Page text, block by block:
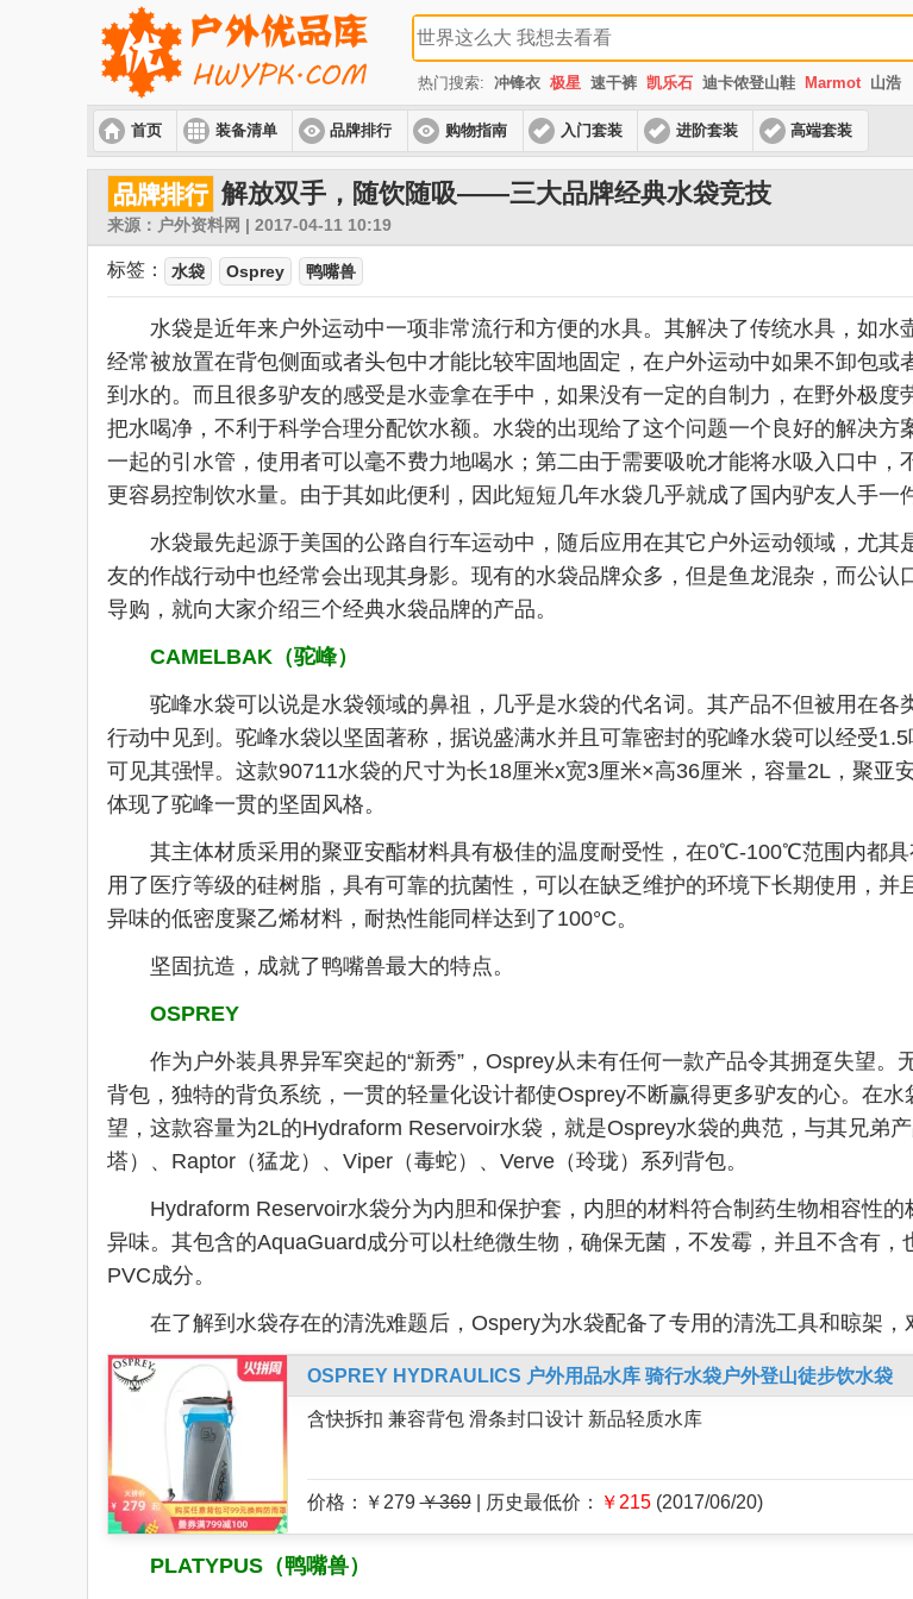
热门搜索: 冲锋衣 极星 速干裤 凯乐石 迪卡侬登山鞋 Marmot 山浩
首页 装备清单 品牌排行 购物指南 入门套装 进阶套装 高端套装
品牌排行 解放双手，随饮随吸——三大品牌经典水袋竞技
来源：户外资料网 | 2017-04-11 10:19
标签： 水袋 Osprey 鸭嘴兽
水袋是近年来户外运动中一项非常流行和方便的水具。其解决了传统水具，如水
经常被放置在背包侧面或者头包中才能比较牢固地固定，在户外运动中如果不卸包或
到水的。而且很多驴友的感受是水壶拿在手中，如果没有一定的自制力，在野外极度
把水喝净，不利于科学合理分配饮水额。水袋的出现给了这个问题一个良好的解决方
一起的引水管，使用者可以毫不费力地喝水；第二由于需要吸吮才能将水吸入口中，
更容易控制饮水量。由于其如此便利，因此短短几年水袋几乎就成了国内驴友人手一
水袋最先起源于美国的公路自行车运动中，随后应用在其它户外运动领域，尤其
友的作战行动中也经常会出现其身影。现有的水袋品牌众多，但是鱼龙混杂，而公认
导购，就向大家介绍三个经典水袋品牌的产品。
CAMELBAK（驼峰）
驼峰水袋可以说是水袋领域的鼻祖，几乎是水袋的代名词。其产品不但被用在各
行动中见到。驼峰水袋以坚固著称，据说盛满水并且可靠密封的驼峰水袋可以经受1.5
可见其强悍。这款90711水袋的尺寸为长18厘米x宽3厘米×高36厘米，容量2L，聚亚
体现了驼峰一贯的坚固风格。
其主体材质采用的聚亚安酯材料具有极佳的温度耐受性，在0℃-100℃范围内都具
用了医疗等级的硅树脂，具有可靠的抗菌性，可以在缺乏维护的环境下长期使用，并
异味的低密度聚乙烯材料，耐热性能同样达到了100°C。
坚固抗造，成就了鸭嘴兽最大的特点。
OSPREY
作为户外装具界异军突起的“新秀”，Osprey从未有任何一款产品令其拥趸失望。
背包，独特的背负系统，一贯的轻量化设计都使Osprey不断赢得更多驴友的心。在
望，这款容量为2L的Hydraform Reservoir水袋，就是Osprey水袋的典范，与其兄弟
塔）、Raptor（猛龙）、Viper（毒蛇）、Verve（玲珑）系列背包。
Hydraform Reservoir水袋分为内胆和保护套，内胆的材料符合制药生物相容性的
异味。其包含的AquaGuard成分可以杜绝微生物，确保无菌，不发霉，并且不含有，
PVC成分。
在了解到水袋存在的清洗难题后，Ospery为水袋配备了专用的清洗工具和晾架，
OSPREY HYDRAULICS 户外用品水库 骑行水袋户外登山徒步饮水袋
含快拆扣 兼容背包 滑条封口设计 新品轻质水库
价格：￥279￥369| 历史最低价： ￥215(2017/06/20)
PLATYPUS（鸭嘴兽）